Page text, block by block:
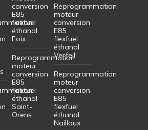
conversion
E85
flexfuel
éthanol
Foix
Reprogrammation
moteur
conversion
E85
flexfuel
éthanol
Saint-
Orens
Reprogrammation
moteur
conversion
E85
flexfuel
éthanol
Verfeil
Reprogrammation
moteur
conversion
E85
flexfuel
éthanol
Nailloux